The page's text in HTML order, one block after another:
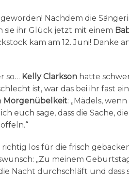
geworden! Nachdem die
sie ihr Glück jetzt mit einem
kam am 12. Juni!
so… Kelly Clarkson hatte
ist, war das bei ihr fast
Morgenübelkeit: „Mädels,
euch sage, dass die Sache,
los für die frisch
„Zu meinem
Nacht durchschläft und dass